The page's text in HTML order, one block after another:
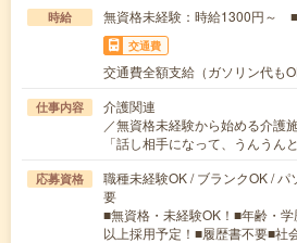
時給 無資格未経験：時給1300円～
交通費
交通費全額支給（ガソリン代も
仕事内容
介護関連
／無資格未経験から始める介護
「話し相手になって、うんう
応募資格
職種未経験OK / ブランクOK /
要
■無資格・未経験OK！■年齢・
以上採用予定！■履歴書不要■社